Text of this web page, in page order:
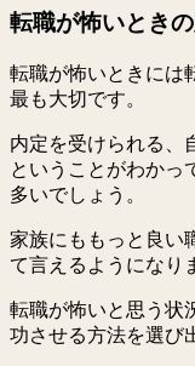
転職が怖いとき
転職が怖いときには
最も大切です。
内定を受けられる、
ということがわかっ
多いでしょう。
家族にももっと良い
て言えるようになり
転職が怖いと思う状
功させる方法を選び